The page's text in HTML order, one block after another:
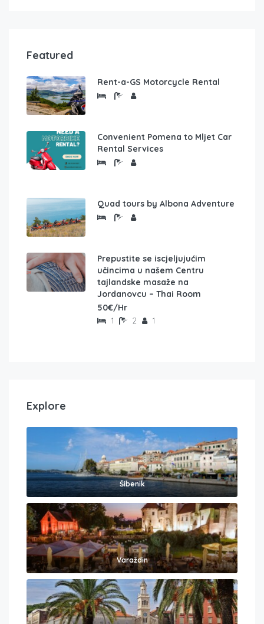
Featured
Rent-a-GS Motorcycle Rental
Convenient Pomena to Mljet Car
Rental Services
Quad tours by Albona Adventure
Prepustite se iscjeljujućim
učincima u našem Centru
tajlandske masaže na
Jordanovcu – Thai Room
50€/Hr
1 2 1
Explore
Šibenik
Varaždin